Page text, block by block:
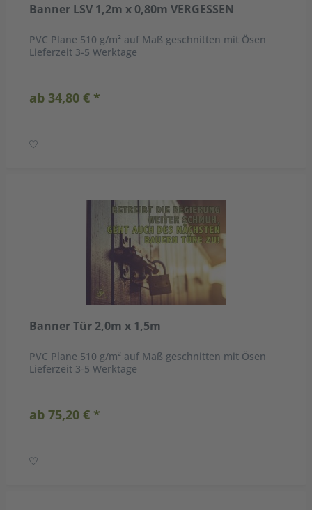
Banner LSV 1,2m x 0,80m VERGESSEN
PVC Plane 510 g/m² auf Maß geschnitten mit Ösen
Lieferzeit 3-5 Werktage
ab 34,80 € *
Banner Tür 2,0m x 1,5m
PVC Plane 510 g/m² auf Maß geschnitten mit Ösen
Lieferzeit 3-5 Werktage
ab 75,20 € *